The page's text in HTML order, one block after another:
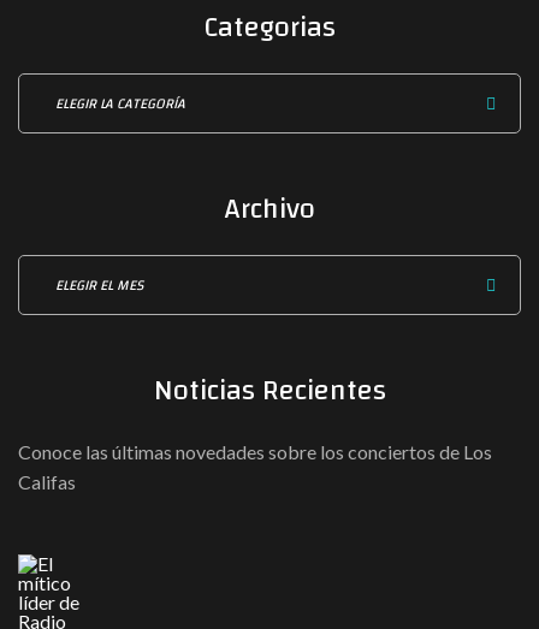
r
Categorias
Archivo
o
Noticias Recientes
Conoce las últimas novedades sobre los conciertos de Los
Califas